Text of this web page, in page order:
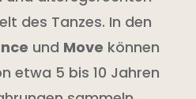
des Tanzes. In den
und Move können
etwa 5 bis 10 Jahren